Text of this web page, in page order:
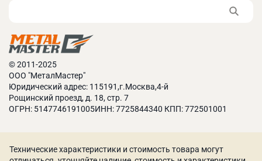
© 2011-2025
ООО "МеталМастер"
Юридический адрес: 115191,г.Москва,4-й
Рощинский проезд, д. 18, стр. 7
ОГРН: 5147746191005ИНН: 7725844340 КПП: 772501001
Технические характеристики и стоимость товара могут